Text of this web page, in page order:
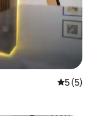
5 de
5 (5)